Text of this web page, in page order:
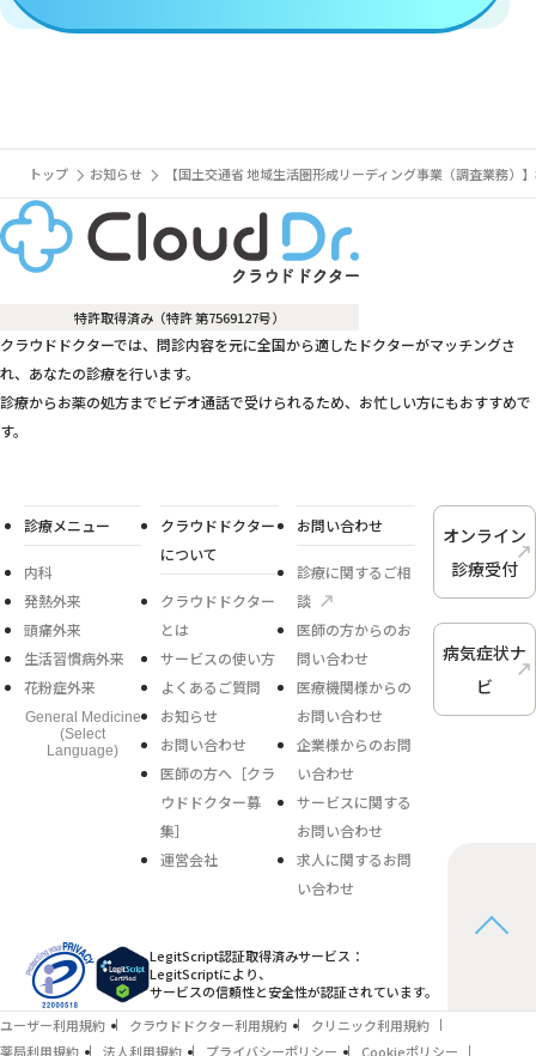
トップ お知らせ 【国土交通省 地域生活圏形成リーディング事業（調査業務
特許取得済み（特許 第7569127号）
クラウドドクターでは、問診内容を元に全国から適したドクターがマッチングさ
れ、あなたの診療を行います。
診療からお薬の処方までビデオ通話で受けられるため、お忙しい方にもおすすめで
す。
診療メニュー
内科
発熱外来
頭痛外来
生活習慣病外来
花粉症外来
General Medicine
(Select
Language)
クラウドドクター
について
クラウドドクター
とは
サービスの使い方
よくあるご質問
お知らせ
お問い合わせ
医師の方へ［クラ
ウドドクター募
集］
運営会社
お問い合わせ
診療に関するご相
談
医師の方からのお
問い合わせ
医療機関様からの
お問い合わせ
企業様からのお問
い合わせ
サービスに関する
お問い合わせ
求人に関するお問
い合わせ
オンライン
診療受付
病気症状ナ
ビ
LegitScript認証取得済みサービス：
LegitScriptにより、
サービスの信頼性と安全性が認証されています。
ユーザー利用規約
クラウドドクター利用規約
クリニック利用規約
薬局利用規約
法人利用規約 プライバシーポリシー Cookieポリシー